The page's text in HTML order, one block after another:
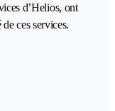
d’Helios, ont
ces services.